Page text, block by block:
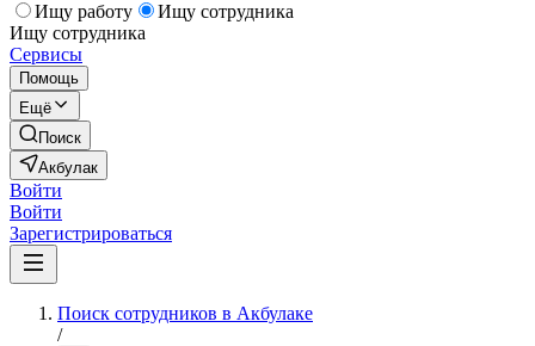
Ищу работу
Ищу сотрудника
Ищу сотрудника
Сервисы
Помощь
Ещё
Поиск
Акбулак
Войти
Войти
Зарегистрироваться
Поиск сотрудников в Акбулаке
/